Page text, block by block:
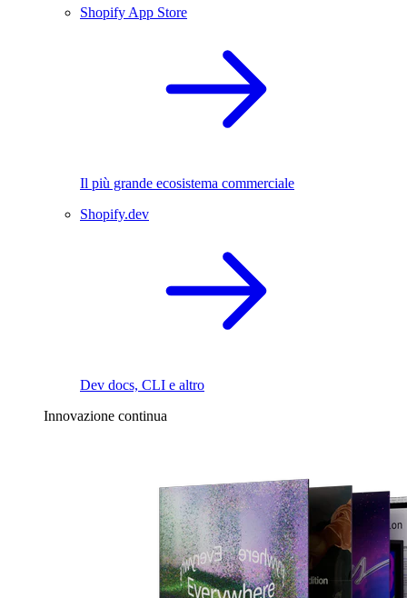
Shopify App Store
Il più grande ecosistema commerciale
Shopify.dev
Dev docs, CLI e altro
Innovazione continua